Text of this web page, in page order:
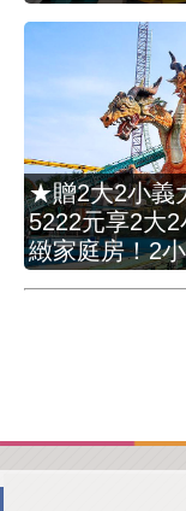
★贈2大2小義
5222元享2大
緻家庭房！2